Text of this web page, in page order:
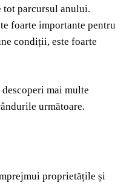
tot parcursul anului.
foarte importante pentru
condiții, este foarte
mai multe
următoare.
proprietățile și